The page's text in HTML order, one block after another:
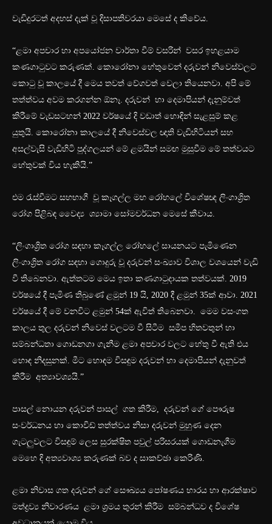
වැඩිදුරටත් අදහස් දැක් වූ දිසාපතිවරයා මෙසේ ද කිවේය.
“ළමා අපචාර හා අපයෝජන වාර්තා වීම් වසරින් වසර ඉහළයාම
කණගාටුවට කරුණක්. කොරෝනා හේතුවෙන් දරුවන් නිවෙස්වලට
කොටු වූ කාලයේ දී මෙය තවත් වේගවත් වෙලා තියෙනවා. අපි මේ
තත්ත්වය අවම කරගන්න ඕනෑ. දරුවන් හා දෙමාපියන් දැනුම්වත්
කිරීමේ වැඩසටහන් 2022 වර්ෂයේ දි වඩාත් හොඳින් සැළසුම් කළ
යුතුයි. කොරෝනා කාලයේ දී නිවෙස්වල ඥාති වැඩිහිටියන් සහ
අසල්වැසි වැඩිහිටි පුද්ගලයන් මේ ළමයින් සමඟ මුසුවීම මේ තත්වයට
හේතුවක් විය හැකියි.”
එම රැස්වීමට සහභාගී වූ කෑගල්ල මහ රෝහලේ විශේෂඥ ලිංගාශ්‍රිත
රෝග පිළිබඳ වෛද්‍ය ශ්‍යාමා සෝමවර්ධන මෙසේ කීවාය.
“ලිංගාශ්‍රිත රෝග සඳහා කෑගල්ල රෝහලේ සායනයට පැමිණෙන
ලිංගාශ්‍රිත රෝග සඳහා ගොදුරු වූ දරුවන් සංඛ්‍යාව විශාල වශයෙන් වැඩි
වී තිබෙනවා. ඇත්තටම මෙය ඉතා කණගාටුදායක තත්වයක්. 2019
වර්ෂයේ දී පැමිණ තිබුණේ ළමුන් 19 යි, 2020 දී ළමුන් 35ක් ආවා. 2021
වර්ෂයේ දී මේ වනවිට ළමුන් 54ක් ඇවිත් තිබෙනවා. මෙම වසංගත
කාලය තුල දරුවන් නිවෙස් වලටම වී සිටීම සමීප හිතවතුන් හා
සම්බන්ධතා ගොඩනගා ගැනීම ළමා අපචාර වලට හේතු වී ඇති එය
හොඳ නිදසුනක්. මීට හොඳම විසඳුම දරුවන් හා දෙමාපියන් දැනුවත්
කිරීම අත්‍යාවශ්‍යයි.”
පාසල් නොයන දරුවන් පාසල් ගත කිරීම, දරුවන් ගේ පෞරුෂ
සංවර්ධනය හා කොවිඩ් තත්ත්වය නිසා දරුවන් මුහුණ දෙන
ගැටලුවලට විසඳුම් ලෙස සුරක්ෂිත පවුල් පරිසරයක් ගොඩනැගීම
මෙහෙ දි අත්‍යවාශ්‍ය කරුණක් බව ද සාකච්ඡා කෙරිණි.
ළමා නිවාස ගත දරුවන් ගේ සෞඛ්‍යය පෝෂණය භාරය හා ආරක්ෂාව
මත්ද්‍රව්‍ය නිවාරණය ළමා ශ්‍රමය තුරන් කිරීම සම්බන්ධව ද විශේෂ